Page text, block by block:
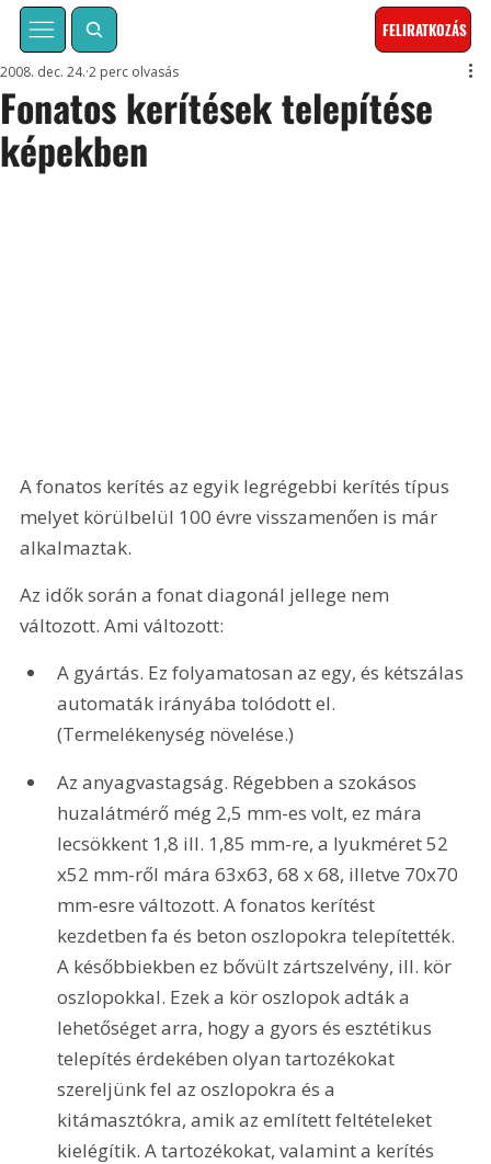
FELIRATKOZÁS
Fonatos kerítések telepítése
képekben
2008. dec. 24. 2 perc olvasás
A fonatos kerítés az egyik legrégebbi kerítés típus
melyet körülbelül 100 évre visszamenően is már
alkalmaztak.
Az idők során a fonat diagonál jellege nem
változott. Ami változott:
A gyártás. Ez folyamatosan az egy, és kétszálas
automaták irányába tolódott el.
(Termelékenység növelése.)
Az anyagvastagság. Régebben a szokásos
huzalátmérő még 2,5 mm-es volt, ez mára
lecsökkent 1,8 ill. 1,85 mm-re, a lyukméret 52
x52 mm-ről mára 63x63, 68 x 68, illetve 70x70
mm-esre változott. A fonatos kerítést
kezdetben fa és beton oszlopokra telepítették.
A későbbiekben ez bővült zártszelvény, ill. kör
oszlopokkal. Ezek a kör oszlopok adták a
lehetőséget arra, hogy a gyors és esztétikus
telepítés érdekében olyan tartozékokat
szereljünk fel az oszlopokra és a
kitámasztókra, amik az említett feltételeket
kielégítik. A tartozékokat, valamint a kerítés